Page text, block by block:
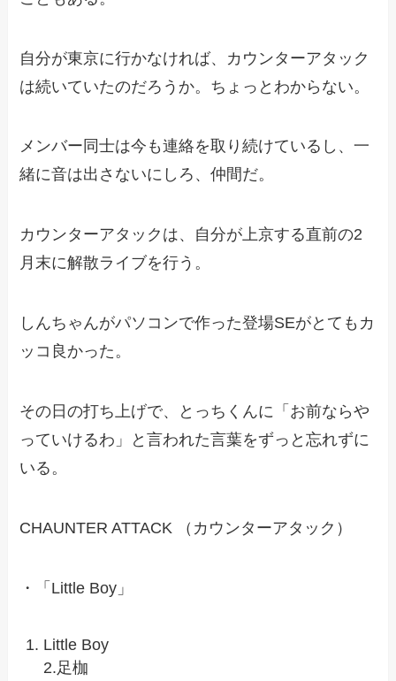
自分が東京に行かなければ、カウンターアタック
は続いていたのだろうか。ちょっとわからない。
メンバー同士は今も連絡を取り続けているし、一
緒に音は出さないにしろ、仲間だ。
カウンターアタックは、自分が上京する直前の2
月末に解散ライブを行う。
しんちゃんがパソコンで作った登場SEがとてもカ
ッコ良かった。
その日の打ち上げで、とっちくんに「お前ならや
っていけるわ」と言われた言葉をずっと忘れずに
いる。
CHAUNTER ATTACK （カウンターアタック）
・「Little Boy」
Little Boy
2.足枷